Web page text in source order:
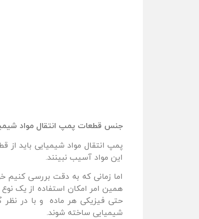
جنس قطعات پمپ انتقال مواد
پمپ انتقال مواد شیمیایی باید از
این مواد آسیب نبینند.
اما زمانی که به دقت بررسی کنیم
همین امر امکان استفاده از یک
حتی فیزیکی هر ماده و با در نظر
شیمیایی ساخته شوند.